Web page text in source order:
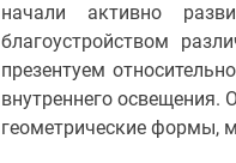
начали активно
благоустройством
презентуем
внутреннего
геометрические формы,